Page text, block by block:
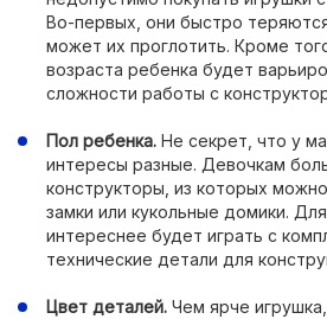
Во-первых, они быстро
может их проглотить. Кроме
возраста ребенка будет
сложности работы с
Пол ребенка. Не секрет, что у
интересы разные. Девочкам
конструкторы, из которых
замки или кукольные домики.
интереснее будет играть с
технические детали для
Цвет деталей. Чем ярче